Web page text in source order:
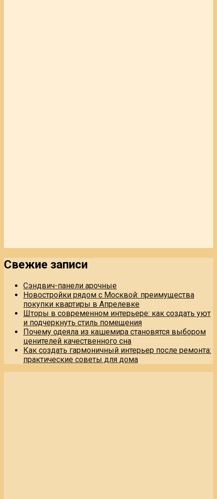
Свежие записи
Сэндвич-панели арочные
Новостройки рядом с Москвой: преимущества
покупки квартиры в Апрелевке
Шторы в современном интерьере: как создать уют
и подчеркнуть стиль помещения
Почему одеяла из кашемира становятся выбором
ценителей качественного сна
Как создать гармоничный интерьер после ремонта:
практические советы для дома